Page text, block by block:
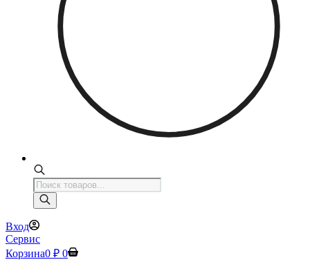
Поиск
товаров
Вход
Сервис
Корзина0 ₽ 0